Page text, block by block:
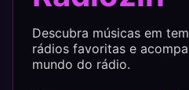
Descubra músicas em
rádios favoritas e
mundo do rádio.